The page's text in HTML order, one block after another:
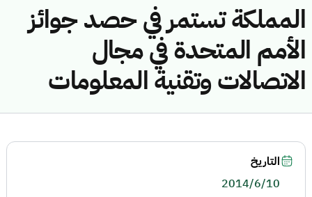
المملكة تستمر في حصد جوائز
الأمم المتحدة في مجال
الاتصالات وتقنية المعلومات
التاريخ
2014/6/10